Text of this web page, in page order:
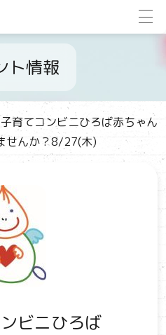
ト情報
育てコンビニひろば赤ちゃん
せんか？8/27(木)
ビニひろば